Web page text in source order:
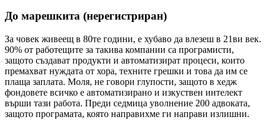
До марешкита (нерегистриран)
За човек живеещ в 80те години, е хубаво да влезеш в 21ви век.
90% от работещите за такива компании са програмисти,
защото създават продукти и автоматизират процеси, които
премахват нуждата от хора, техните грешки и това да им се
плаща заплата. Моля, не говори глупости, защото в хедж
фондовете всичко е автоматизирано и изкуствен интелект
върши тази работа. Преди седмица уволнение 200 адвоката,
защото програмата, която направихме ги направи излишни.